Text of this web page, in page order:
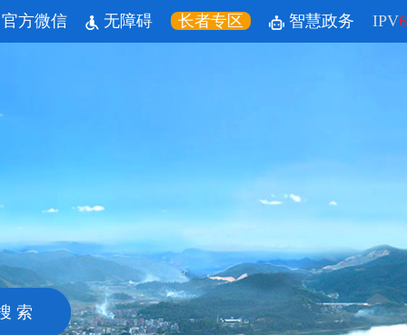
方微信 无障碍 长者专区 智慧政务 IPV6
索